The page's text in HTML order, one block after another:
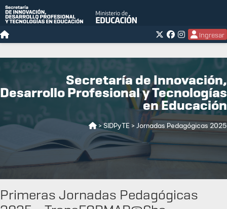
Ingresar
Secretaría de Innovación,
Desarrollo Profesional y Tecnologías
en Educación
> SIDPyTE > Jornadas Pedagógicas 2025
Primeras Jornadas Pedagógicas